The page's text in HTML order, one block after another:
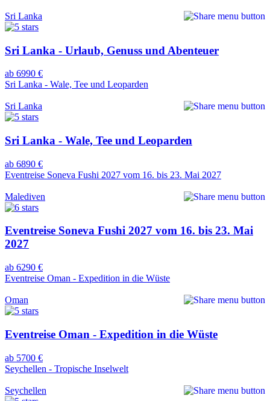
Sri Lanka
Sri Lanka - Urlaub, Genuss und Abenteuer
ab 6990 €
Sri Lanka - Wale, Tee und Leoparden
Sri Lanka
Sri Lanka - Wale, Tee und Leoparden
ab 6890 €
Eventreise Soneva Fushi 2027 vom 16. bis 23. Mai 2027
Malediven
Eventreise Soneva Fushi 2027 vom 16. bis 23. Mai
2027
ab 6290 €
Eventreise Oman - Expedition in die Wüste
Oman
Eventreise Oman - Expedition in die Wüste
ab 5700 €
Seychellen - Tropische Inselwelt
Seychellen